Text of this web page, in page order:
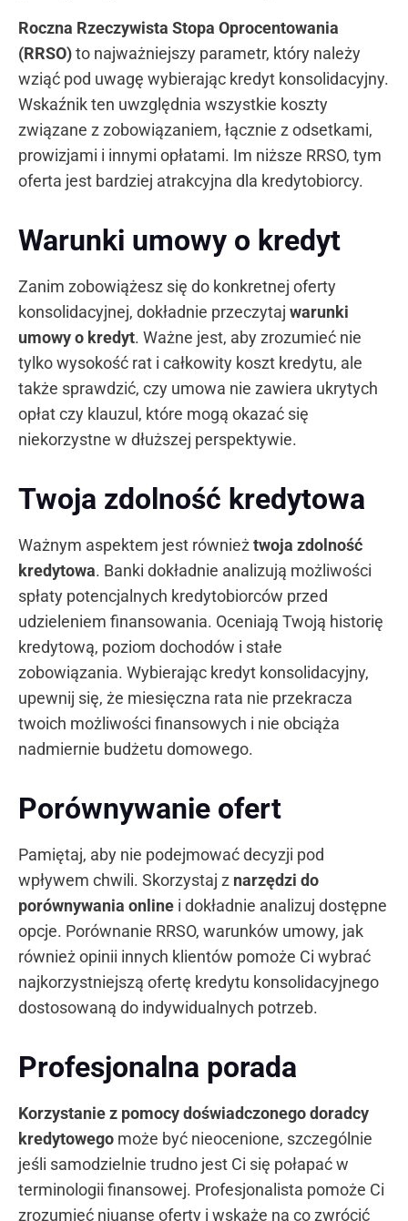
Roczna Rzeczywista Stopa Oprocentowania
(RRSO)to najważniejszy parametr, który należy
wziąć pod uwagę wybierając kredyt konsolidacyjny.
Wskaźnik ten uwzględnia wszystkie koszty
związane z zobowiązaniem, łącznie z odsetkami,
prowizjami i innymi opłatami. Im niższe RRSO, tym
oferta jest bardziej atrakcyjna dla kredytobiorcy.
Warunki umowy o kredyt
Zanim zobowiążesz się do konkretnej oferty
konsolidacyjnej, dokładnie przeczytaj warunki
umowy o kredyt. Ważne jest, aby zrozumieć nie
tylko wysokość rat i całkowity koszt kredytu, ale
także sprawdzić, czy umowa nie zawiera ukrytych
opłat czy klauzul, które mogą okazać się
niekorzystne w dłuższej perspektywie.
Twoja zdolność kredytowa
Ważnym aspektem jest również twoja zdolność
kredytowa. Banki dokładnie analizują możliwości
spłaty potencjalnych kredytobiorców przed
udzieleniem finansowania. Oceniają Twoją historię
kredytową, poziom dochodów i stałe
zobowiązania. Wybierając kredyt konsolidacyjny,
upewnij się, że miesięczna rata nie przekracza
twoich możliwości finansowych i nie obciąża
nadmiernie budżetu domowego.
Porównywanie ofert
Pamiętaj, aby nie podejmować decyzji pod
wpływem chwili. Skorzystaj z narzędzi do
porównywania online i dokładnie analizuj dostępne
opcje. Porównanie RRSO, warunków umowy, jak
również opinii innych klientów pomoże Ci wybrać
najkorzystniejszą ofertę kredytu konsolidacyjnego
dostosowaną do indywidualnych potrzeb.
Profesjonalna porada
Korzystanie z pomocy doświadczonego doradcy
kredytowego może być nieocenione, szczególnie
jeśli samodzielnie trudno jest Ci się połapać w
terminologii finansowej. Profesjonalista pomoże Ci
zrozumieć niuanse oferty i wskaże na co zwrócić